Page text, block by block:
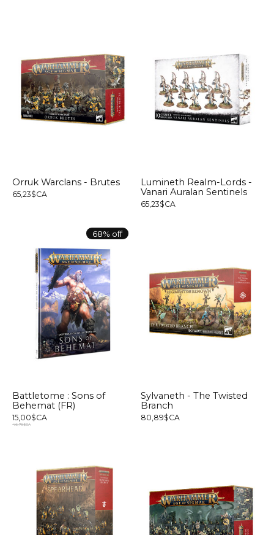
Orruk Warclans - Brutes
65,23$CA
Lumineth Realm-Lords -
Vanari Auralan Sentinels
65,23$CA
68% off
Battletome : Sons of
Behemat (FR)
15,00$CA
46,75$CA
Sylvaneth - The Twisted
Branch
80,89$CA